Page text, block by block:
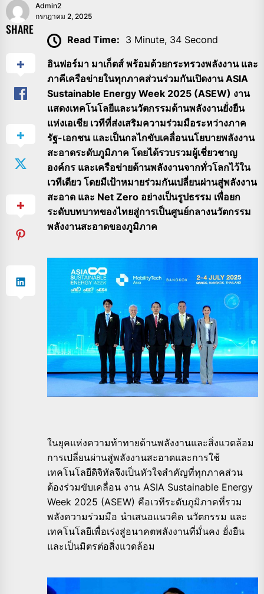
Admin2
กรกฎาคม 2, 2025
SHARE
Read Time: 3 Minute, 34 Second
อินฟอร์มา มาเก็ตส์ พร้อมด้วยกระทรวงพลังงาน และ
ภาคีเครือข่ายในทุกภาคส่วนร่วมกันเปิดงาน ASIA
Sustainable Energy Week 2025 (ASEW) งาน
แสดงเทคโนโลยีและนวัตกรรมด้านพลังงานยั่งยืน
แห่งเอเชีย เวทีที่ส่งเสริมความร่วมมือระหว่างภาค
รัฐ-เอกชน และเป็นกลไกขับเคลื่อนนโยบายพลังงาน
สะอาดระดับภูมิภาค โดยได้รวบรวมผู้เชี่ยวชาญ
องค์กร และเครือข่ายด้านพลังงานจากทั่วโลกไว้ใน
เวทีเดียว โดยมีเป้าหมายร่วมกันเปลี่ยนผ่านสู่พลังงาน
สะอาด และ Net Zero อย่างเป็นรูปธรรม เพื่อยก
ระดับบทบาทของไทยสู่การเป็นศูนย์กลางนวัตกรรม
พลังงานสะอาดของภูมิภาค
ในยุคแห่งความท้าทายด้านพลังงานและสิ่งแวดล้อม
การเปลี่ยนผ่านสู่พลังงานสะอาดและการใช้
เทคโนโลยีดิจิทัลจึงเป็นหัวใจสำคัญที่ทุกภาคส่วน
ต้องร่วมขับเคลื่อน งาน ASIA Sustainable Energy
Week 2025 (ASEW) คือเวทีระดับภูมิภาคที่รวม
พลังความร่วมมือ นำเสนอแนวคิด นวัตกรรม และ
เทคโนโลยีเพื่อเร่งสู่อนาคตพลังงานที่มั่นคง ยั่งยืน
และเป็นมิตรต่อสิ่งแวดล้อม